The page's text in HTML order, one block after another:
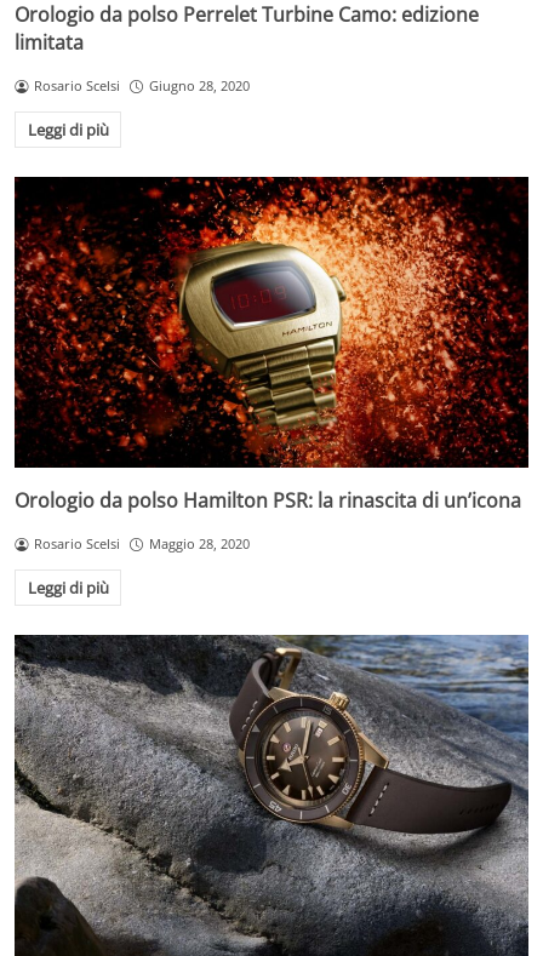
Orologio da polso Perrelet Turbine Camo: edizione
limitata
Rosario Scelsi Giugno 28, 2020
Leggi di più
Orologio da polso Hamilton PSR: la rinascita di un’icona
Rosario Scelsi Maggio 28, 2020
Leggi di più